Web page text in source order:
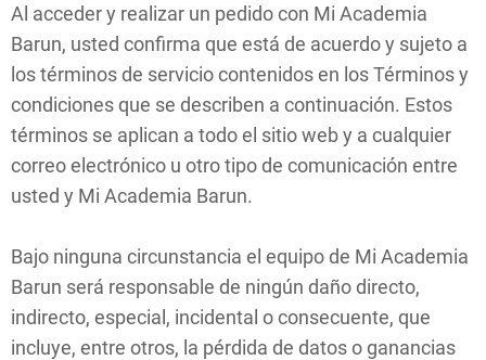
Al acceder y realizar un pedido con Mi Academia
Barun, usted confirma que está de acuerdo y sujeto a
los términos de servicio contenidos en los Términos y
condiciones que se describen a continuación. Estos
términos se aplican a todo el sitio web y a cualquier
correo electrónico u otro tipo de comunicación entre
usted y Mi Academia Barun.
Bajo ninguna circunstancia el equipo de Mi Academia
Barun será responsable de ningún daño directo,
indirecto, especial, incidental o consecuente, que
incluye, entre otros, la pérdida de datos o ganancias